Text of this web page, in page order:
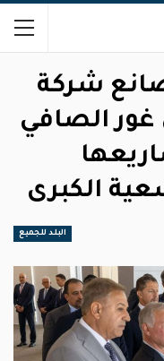
شركة
غور الصافي
الكبرى
البلد للجميع